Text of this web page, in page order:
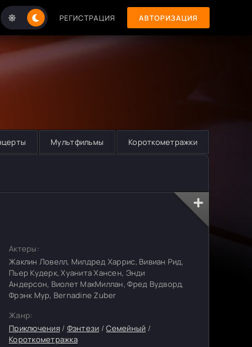
РЕГИСТРАЦИЯ АВТОРИЗАЦИЯ
Мультфильмы Короткометражки
Актеры:
Жаклин Ловелл, Милдред Харрис, Вивиан Рид,
Пьер Кудерк, Хуанита Хансен, Энди
Андерсон, Виолет МакМиллан, Фред Вудворд,
Фрэнк Мур, Bernadine Zuber
Жанр:
Приключения/ Фэнтези /Семейный /
Короткометражка